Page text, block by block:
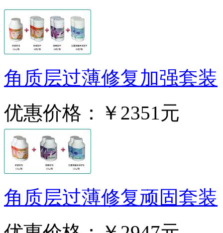
角质层过薄修复加强套装
优惠价格：
￥2351元
角质层过薄修复顽固套装